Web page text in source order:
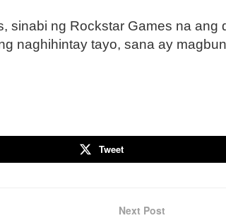
sinabi ng Rockstar Games na
naghihintay tayo, sana ay
Tweet
Next Post